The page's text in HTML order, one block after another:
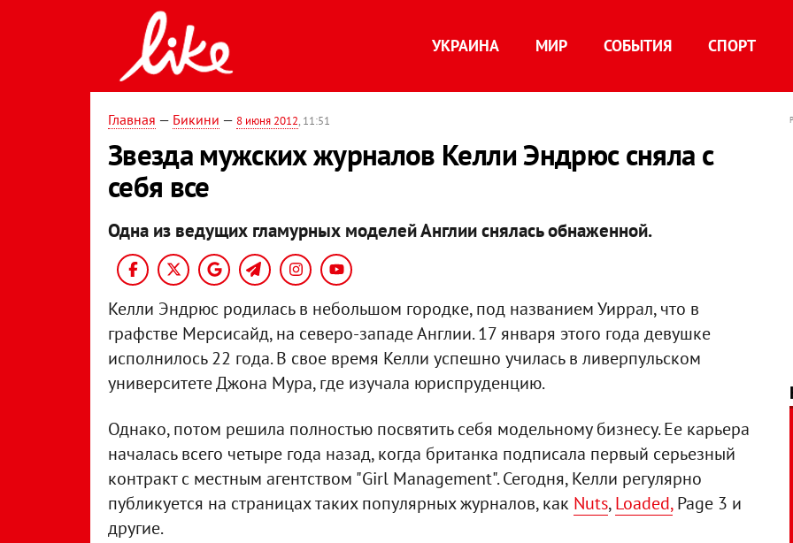
УКРАИНА МИР СОБЫТИЯ СПОРТ
Главная — Бикини — 8 июня 2012, 11:51
Звезда мужских журналов Келли Эндрюс сняла с
себя все
Одна из ведущих гламурных моделей Англии снялась обнаженной.
Келли Эндрюс родилась в небольшом городке, под названием Уиррал, что в
графстве Мерсисайд, на северо-западе Англии. 17 января этого года девушке
исполнилось 22 года. В свое время Келли успешно училась в ливерпульском
университете Джона Мура, где изучала юриспруденцию.
Однако, потом решила полностью посвятить себя модельному бизнесу. Ее карьера
началась всего четыре года назад, когда британка подписала первый серьезный
контракт с местным агентством "Girl Management". Сегодня, Келли регулярно
публикуется на страницах таких популярных журналов, как Nuts,Loaded,Page 3 и
другие.